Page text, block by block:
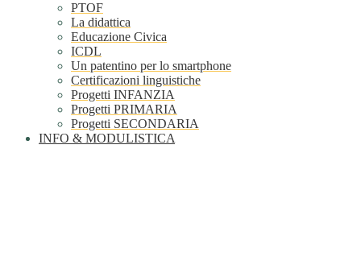
PTOF
La didattica
Educazione Civica
ICDL
Un patentino per lo smartphone
Certificazioni linguistiche
Progetti INFANZIA
Progetti PRIMARIA
Progetti SECONDARIA
INFO & MODULISTICA